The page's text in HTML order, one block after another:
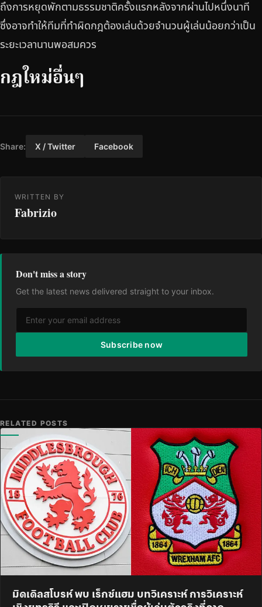
ถึงการหยุดพักตามธรรมชาติครั้งแรกหลังจากผ่านไปหนึ่งนาที
ซึ่งอาจทำให้ทีมที่ทำผิดกฎต้องเล่นด้วยจำนวนผู้เล่นน้อยกว่าเป็น
ระยะเวลานานพอสมควร
กฎใหม่อื่นๆ
Share: X / Twitter Facebook
WRITTEN BY
Fabrizio
Don't miss a story
Get the latest news delivered straight to your inbox.
Subscribe now
RELATED POSTS
มิดเดิลสโบรห์ พบ เร็กซ์แฮม บทวิเคราะห์ การวิเคราะห์